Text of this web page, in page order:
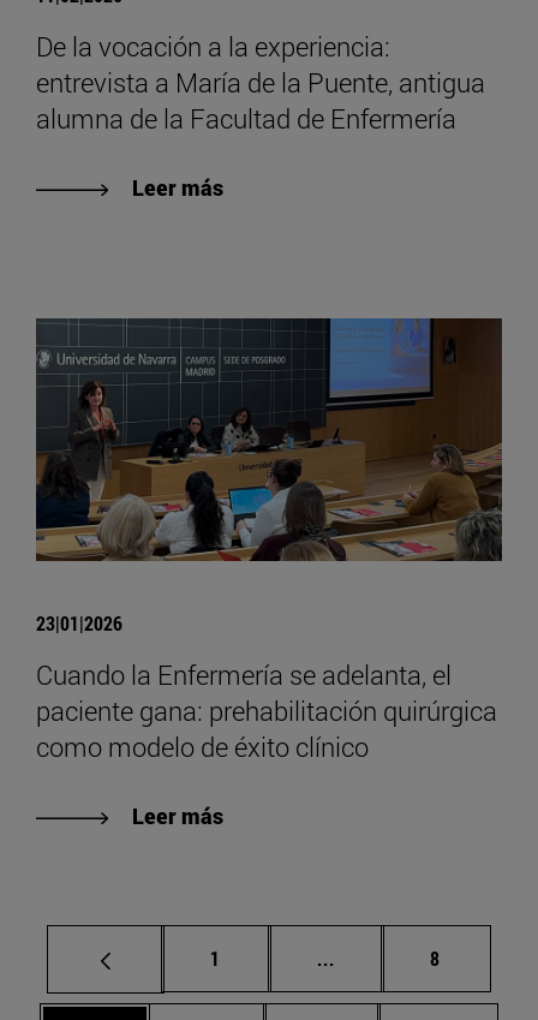
De la vocación a la experiencia:
entrevista a María de la Puente, antigua
alumna de la Facultad de Enfermería
Leer más
23|01|2026
Cuando la Enfermería se adelanta, el
paciente gana: prehabilitación quirúrgica
como modelo de éxito clínico
Leer más
Página
1 ... Páginas intermedias
Página
8